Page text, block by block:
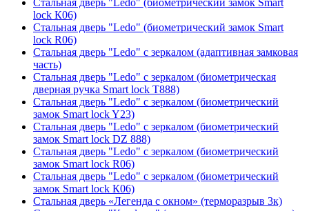
lock К06)
Стальная дверь "Ledo" (биометрический замок Smart
lock R06)
Стальная дверь "Ledo" с зеркалом (адаптивная замковая
часть)
Стальная дверь "Ledo" с зеркалом (биометрическая
дверная ручка Smart lock T888)
Стальная дверь "Ledo" с зеркалом (биометрический
замок Smart lock Y23)
Стальная дверь "Ledo" с зеркалом (биометрический
замок Smart lock DZ 888)
Стальная дверь "Ledo" с зеркалом (биометрический
замок Smart lock R06)
Стальная дверь "Ledo" с зеркалом (биометрический
замок Smart lock К06)
Стальная дверь «Легенда с окном» (терморазрыв 3к)